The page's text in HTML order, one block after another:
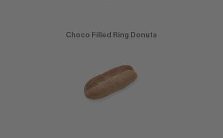
Choco Filled Ring Donuts